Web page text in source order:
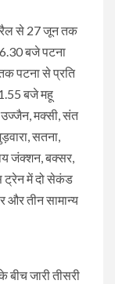
से 27 जून तक
बजे पटना
पटना से प्रति
बजे महू
उज्जैन, मक्सी, संत
सतना,
जंक्शन, बक्सर,
ट्रेन में दो सेकंड
और तीन सामान्य
जारी तीसरी